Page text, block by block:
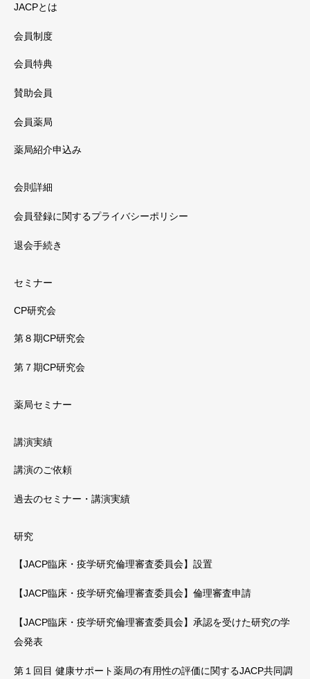
JACPとは
会員制度
会員特典
賛助会員
会員薬局
薬局紹介申込み
会則詳細
会員登録に関するプライバシーポリシー
退会手続き
セミナー
CP研究会
第８期CP研究会
第７期CP研究会
薬局セミナー
講演実績
講演のご依頼
過去のセミナー・講演実績
研究
【JACP臨床・疫学研究倫理審査委員会】設置
【JACP臨床・疫学研究倫理審査委員会】倫理審査申請
【JACP臨床・疫学研究倫理審査委員会】承認を受けた研究の学
会発表
第１回目 健康サポート薬局の有用性の評価に関するJACP共同調